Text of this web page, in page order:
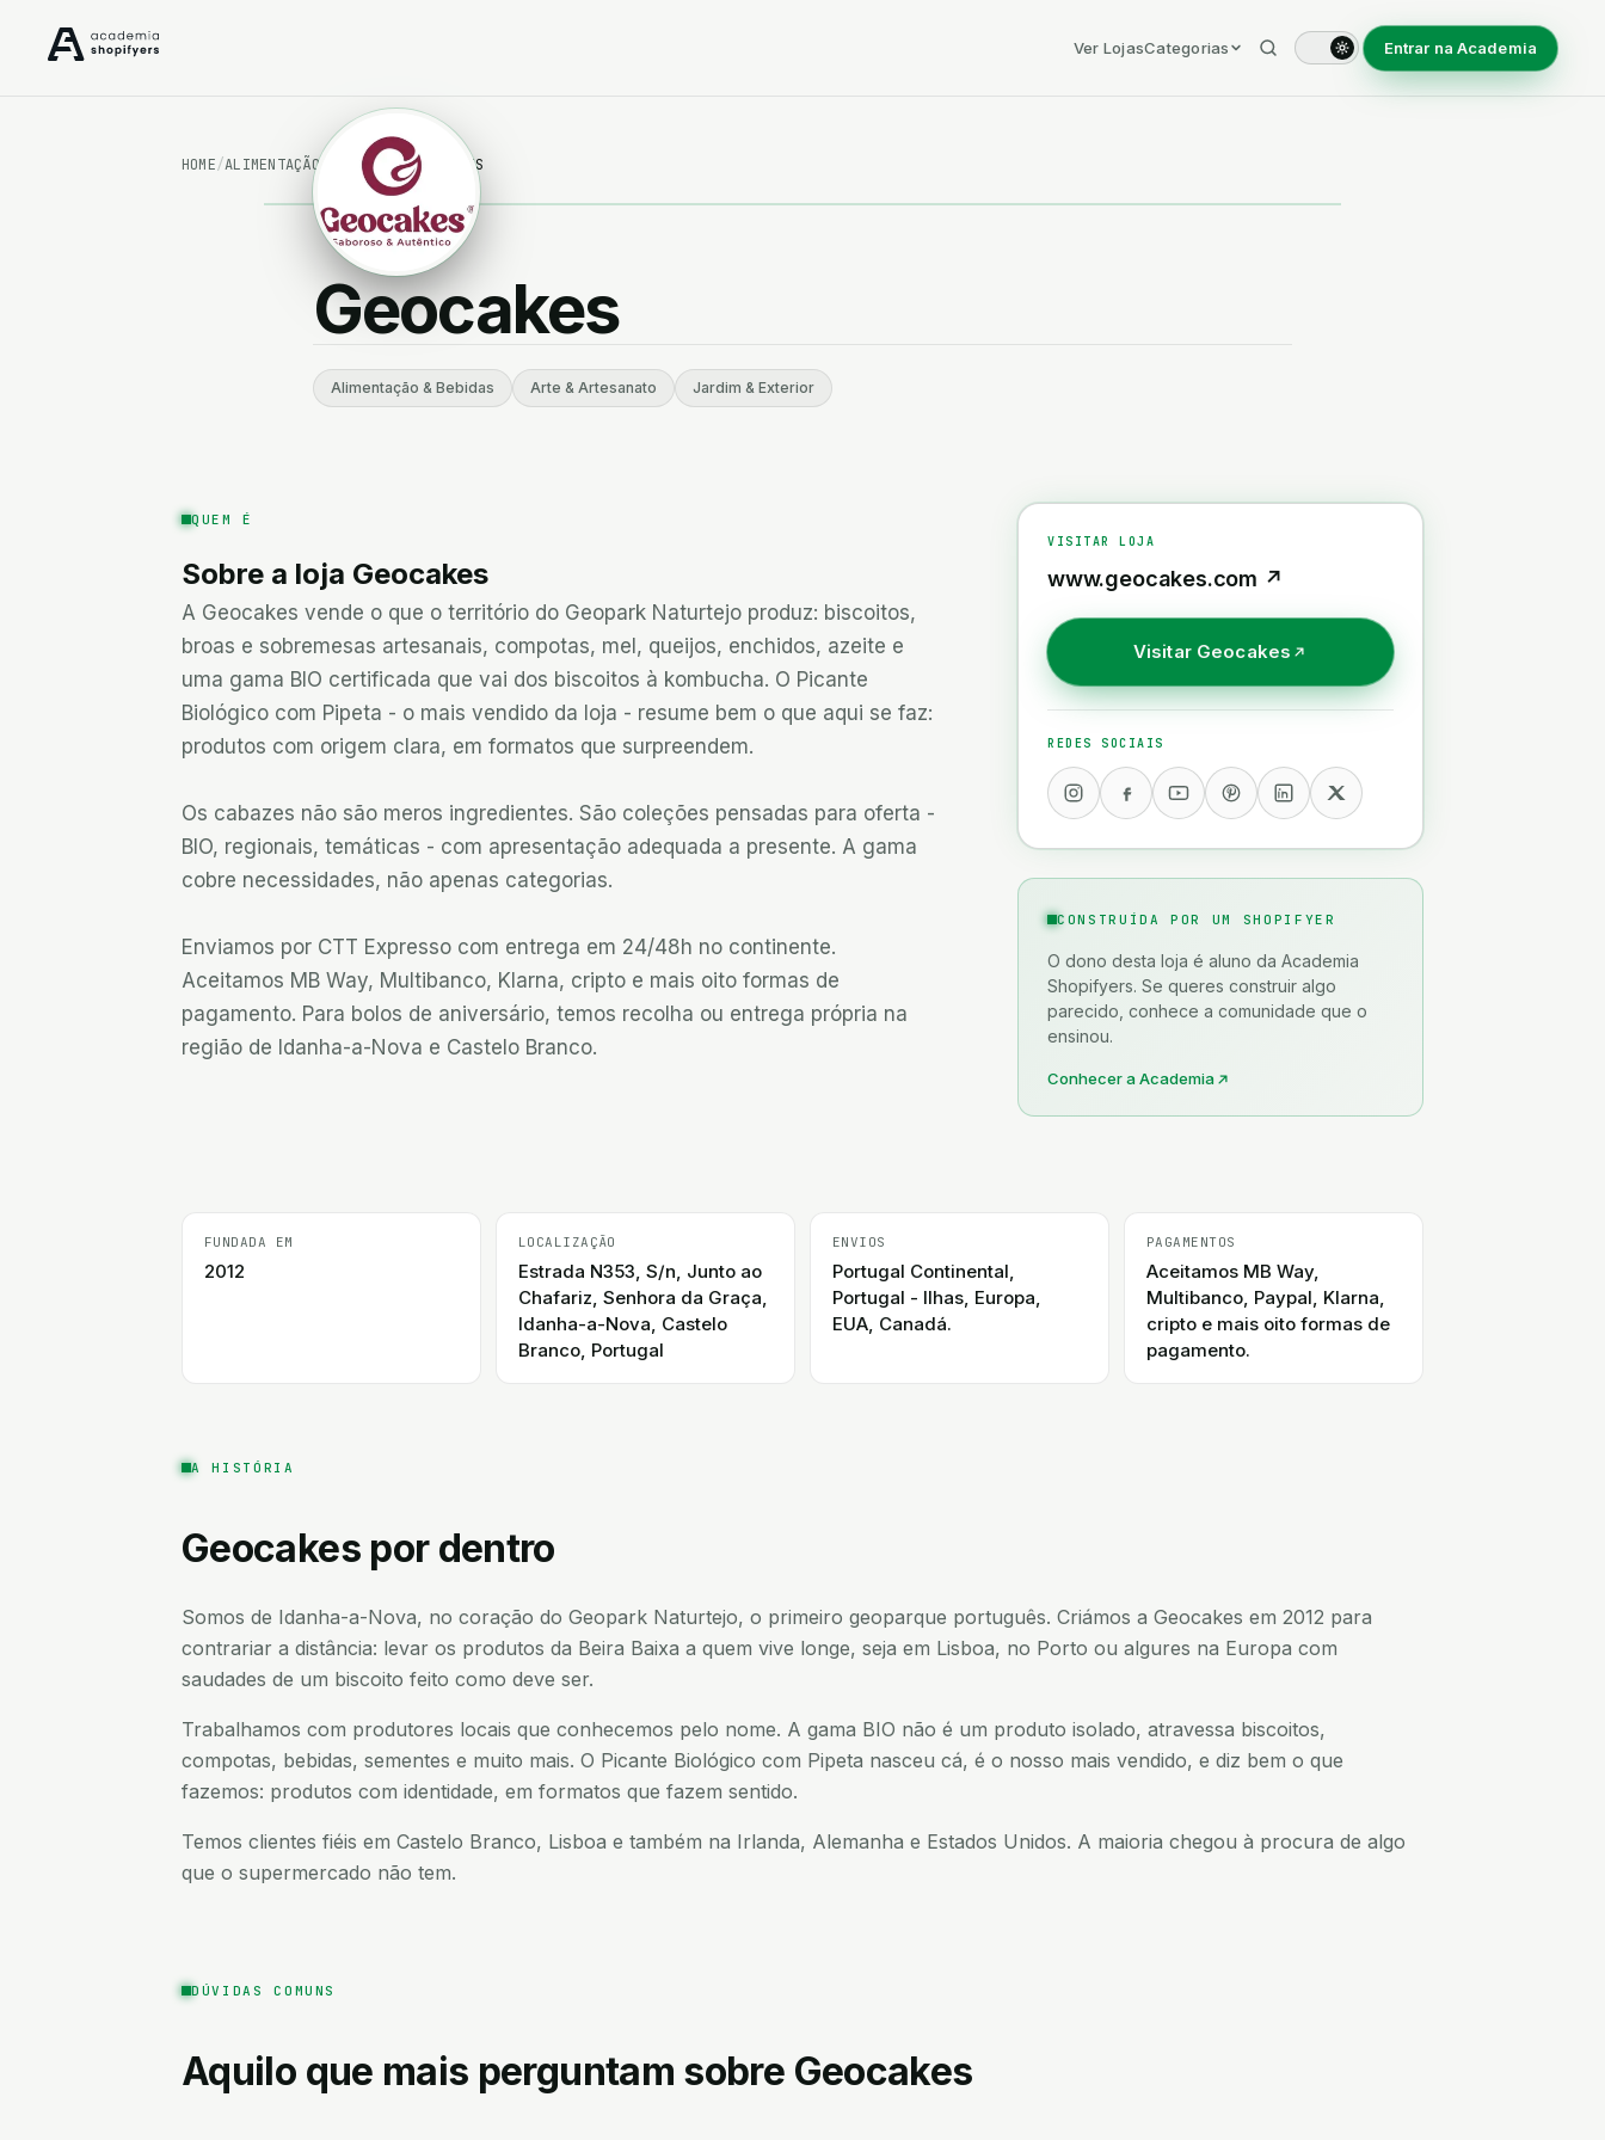
Ver LojasCategorias
Alimentação & Bebidas
Automóvel Bebé & Criança
Equipamentos & Consumíveis Profissionais
Livros, Educação e Papelarias
Entrar na Academia
HOME/ALIMENTAÇÃO & BEBIDAS/GEOCAKES
Geocakes
Alimentação & Bebidas Arte & Artesanato Jardim & Exterior
QUEM É
Sobre a loja Geocakes
A Geocakes vende o que o território do Geopark Naturtejo produz: biscoitos,
broas e sobremesas artesanais, compotas, mel, queijos, enchidos, azeite e
uma gama BIO certificada que vai dos biscoitos à kombucha. O Picante
Biológico com Pipeta - o mais vendido da loja - resume bem o que aqui se faz:
produtos com origem clara, em formatos que surpreendem.
Os cabazes não são meros ingredientes. São coleções pensadas para oferta -
BIO, regionais, temáticas - com apresentação adequada a presente. A gama
cobre necessidades, não apenas categorias.
Enviamos por CTT Expresso com entrega em 24/48h no continente.
Aceitamos MB Way, Multibanco, Klarna, cripto e mais oito formas de
pagamento. Para bolos de aniversário, temos recolha ou entrega própria na
região de Idanha-a-Nova e Castelo Branco.
VISITAR LOJA
www.geocakes.com ↗
Visitar Geocakes
REDES SOCIAIS
CONSTRUÍDA POR UM SHOPIFYER
O dono desta loja é aluno da Academia
Shopifyers. Se queres construir algo
parecido, conhece a comunidade que o
ensinou.
Conhecer a Academia
FUNDADA EM
2012
LOCALIZAÇÃO
Estrada N353, S/n, Junto ao
Chafariz, Senhora da Graça,
Idanha-a-Nova, Castelo
Branco, Portugal
ENVIOS
Portugal Continental,
Portugal - Ilhas, Europa,
EUA, Canadá.
PAGAMENTOS
Aceitamos MB Way,
Multibanco, Paypal, Klarna,
cripto e mais oito formas de
pagamento.
A HISTÓRIA
Geocakespor dentro
Somos de Idanha-a-Nova, no coração do Geopark Naturtejo, o primeiro geoparque português. Criámos a Geocakes em 2012 para
contrariar a distância: levar os produtos da Beira Baixa a quem vive longe, seja em Lisboa, no Porto ou algures na Europa com
saudades de um biscoito feito como deve ser.
Trabalhamos com produtores locais que conhecemos pelo nome. A gama BIO não é um produto isolado, atravessa biscoitos,
compotas, bebidas, sementes e muito mais. O Picante Biológico com Pipeta nasceu cá, é o nosso mais vendido, e diz bem o que
fazemos: produtos com identidade, em formatos que fazem sentido.
Temos clientes fiéis em Castelo Branco, Lisboa e também na Irlanda, Alemanha e Estados Unidos. A maioria chegou à procura de algo
que o supermercado não tem.
DÚVIDAS COMUNS
Aquilo que mais perguntam sobre Geocakes